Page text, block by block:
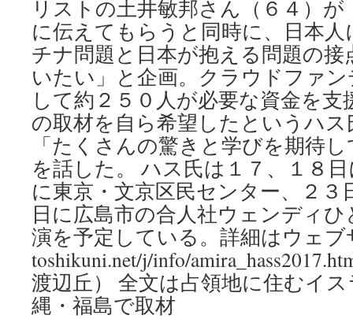
リストの土井敏邦さん（６４）
に伝えてもらうと同時に、日本
チナ問題と日本が抱える問題の
いたい」と企画。クラウドファ
して約２５０人が必要な資金を
の取材を自ら希望したというハ
「たくさんの驚きと学びを期待
を話した。 ハス氏は１７、１８
に東京・文京区民センター、２３
日に広島市の合人社ウェンディ
演を予定している。詳細はウェブ
toshikuni.net/j/info/
渡辺丘） 全文は占領地に住むイ
縄・福島で取材